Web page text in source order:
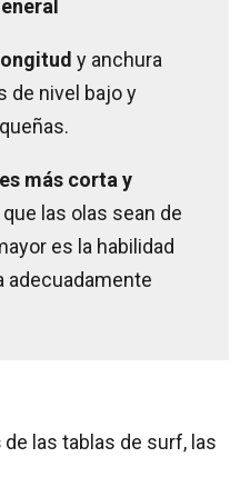
y anchura
de nivel bajo y
más corta y
las olas sean de
es la habilidad
adecuadamente
de las tablas de surf, las